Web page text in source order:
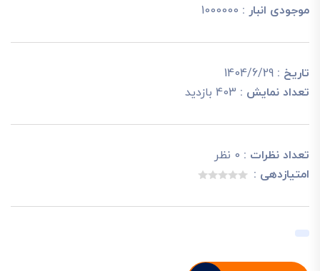
موجودی انبار : 1000000
تاریخ : 1404/6/29
تعداد نمایش : 403 بازدید
تعداد نظرات : 0 نظر
امتیازدهی :